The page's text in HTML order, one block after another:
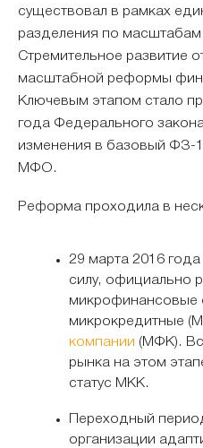
существовал в рамках
разделения по масштабам
Стремительное развитие
масштабной реформы
Ключевым этапом стало
года Федерального
изменения в базовый ФЗ-
МФО.
Реформа проходила в
29 марта 2016
силу, официально
микрофинансовые
микрокредитные
компании (МФК).
рынка на этом
статус МКК.
Переходный
организации